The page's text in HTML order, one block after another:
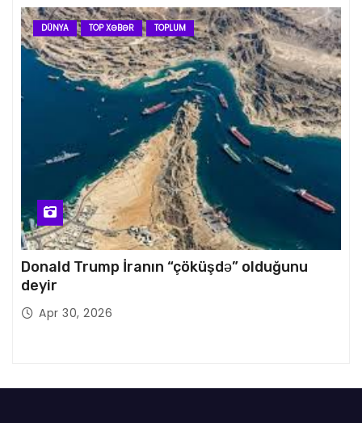
DÜNYA TOP XƏBƏR TOPLUM
Donald Trump İranın “çöküşdə” olduğunu
deyir
Apr 30, 2026